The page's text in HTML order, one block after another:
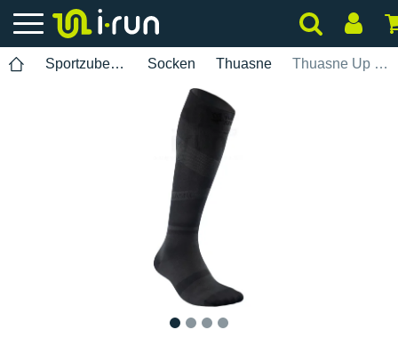
Sportzubehör Socken Thuasne Thuasne Up Recovery Normal